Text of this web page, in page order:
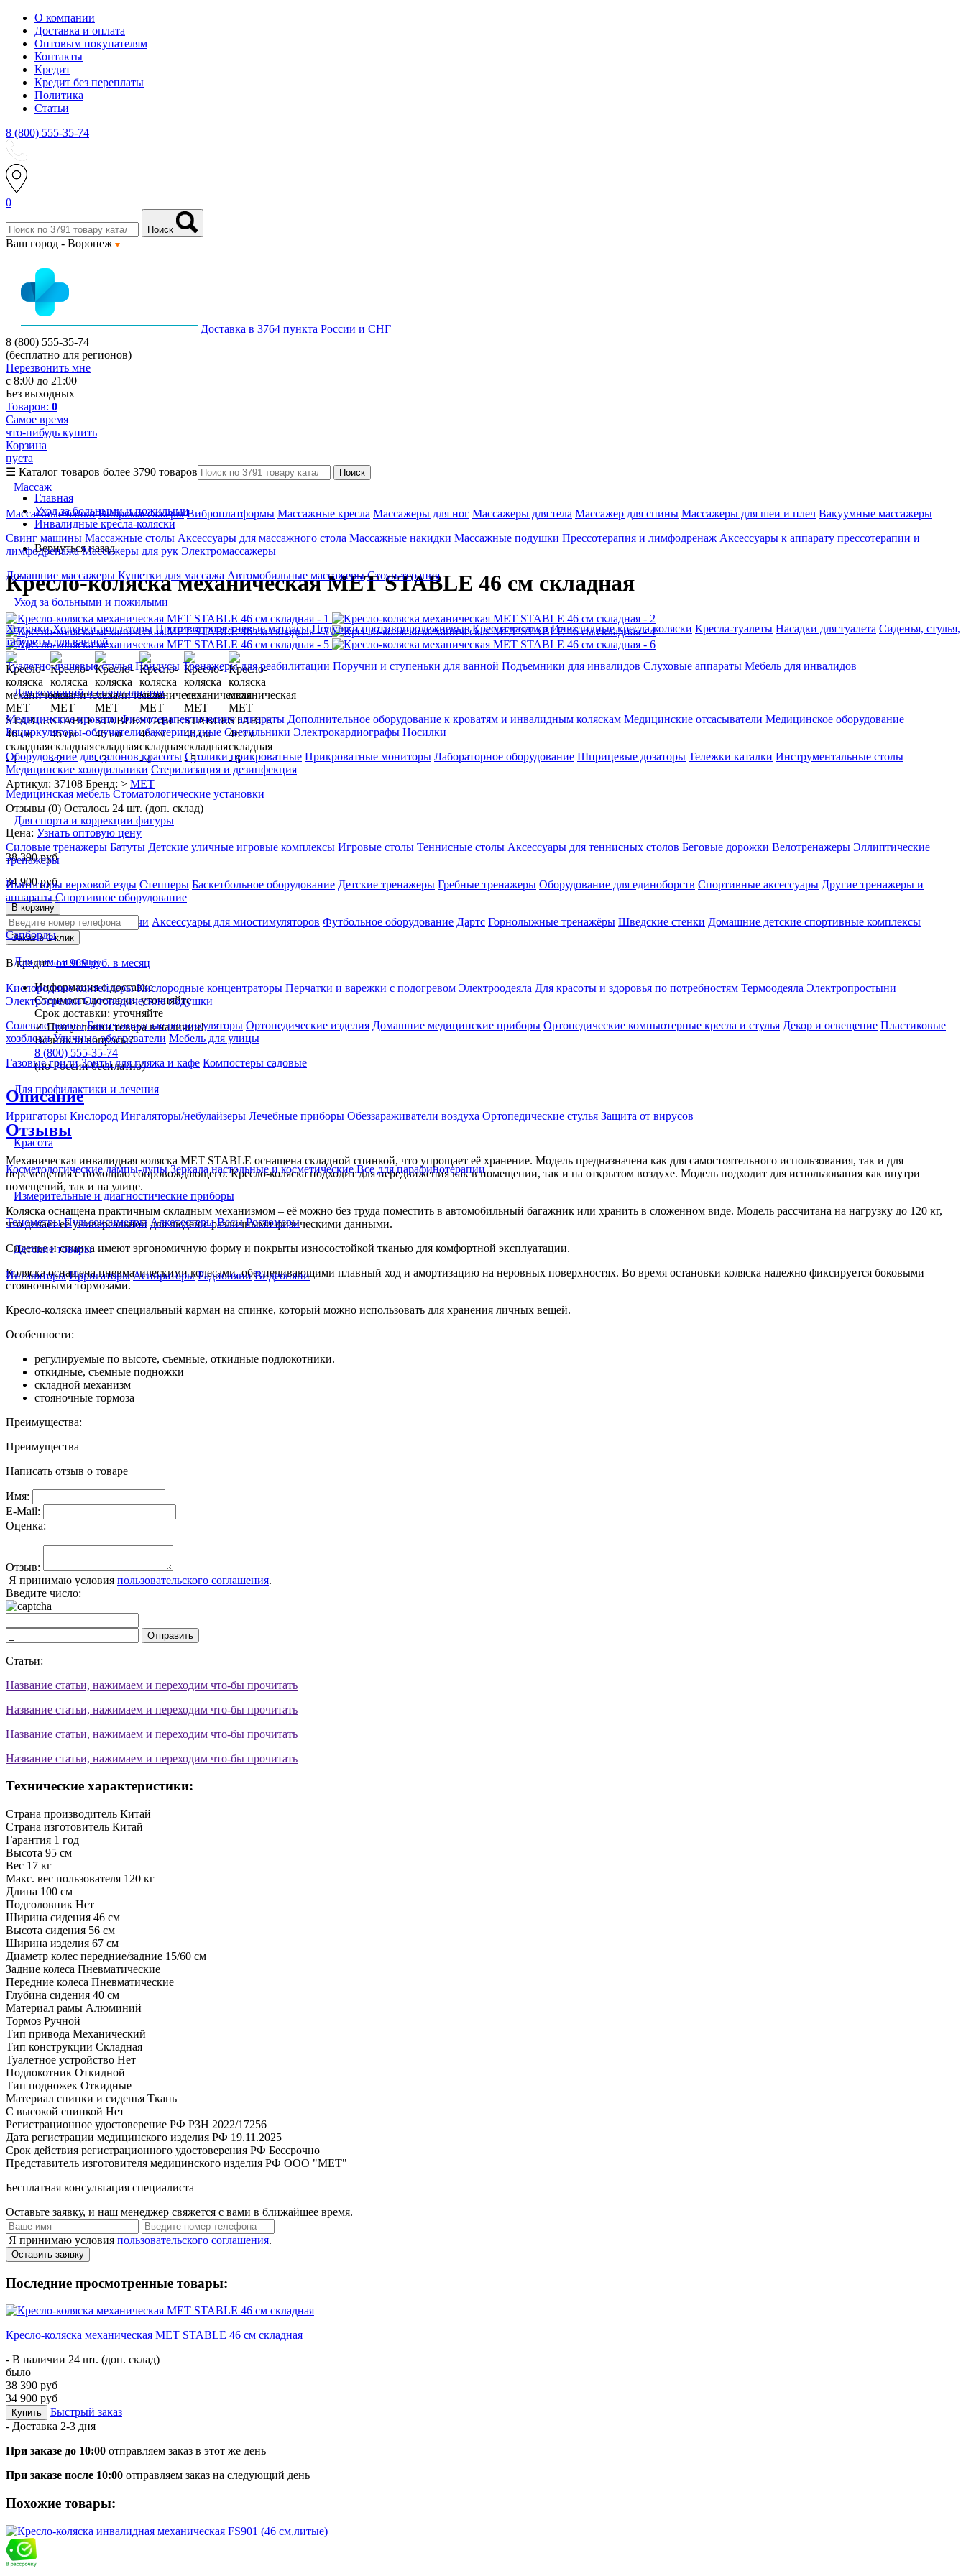
О компании
Доставка и оплата
Оптовым покупателям
Контакты
Кредит
Кредит без переплаты
Политика
Статьи
8 (800) 555-35-74
0
Поиск
Ваш город - Воронеж
Доставка в 3764 пункта России и СНГ
8 (800) 555-35-74
(бесплатно для регионов)
Перезвонить мне
с 8:00 до 21:00
Без выходных
Товаров: 0
Самое время
что-нибудь купить
Корзина
пуста
☰ Каталог товаров более 3790 товаров
Массаж
Массажные банки Вибромассажеры Виброплатформы Массажные кресла Массажеры для ног Массажеры для тела Массажер для спины Массажеры для шеи и плеч Вакуумные массажеры
Свинг машины Массажные столы Аксессуары для массажного стола Массажные накидки Массажные подушки Прессотерапия и лимфодренаж Аксессуары к аппарату прессотерапии и
лимфодренажа Массажеры для рук Электромассажеры
Домашние массажеры Кушетки для массажа Автомобильные массажеры Стоун-терапия
Уход за больными и пожилыми
ХодункиХодунки-роллаторы Противопролежневые матрасы Подушки противопролежневые Кресла каталки Инвалидные кресла-коляски Кресла-туалеты Насадки для туалета Сиденья, стулья,
табуреты для ванной
Туалетно-душевые стулья Пандусы Тренажеры для реабилитации Поручни и ступеньки для ванной Подъемники для инвалидов Слуховые аппараты Мебель для инвалидов
Для компаний и специалистов
Медицинские кровати Физиотерапевтические аппараты Дополнительное оборудование к кроватям и инвалидным коляскам Медицинские отсасыватели Медицинское оборудование
Рециркуляторы-облучатели бактерицидные Светильники Электрокардиографы Носилки
Оборудование для салонов красоты Столики прикроватные Прикроватные мониторы Лабораторное оборудование Шприцевые дозаторы Тележки каталки Инструментальные столы
Медицинские холодильники Стерилизация и дезинфекция
Медицинская мебель Стоматологические установки
Для спорта и коррекции фигуры
Силовые тренажеры Батуты Детские уличные игровые комплексы Игровые столы Теннисные столы Аксессуары для теннисных столов Беговые дорожки Велотренажеры Эллиптические
тренажеры
Имитаторы верховой езды Степперы Баскетбольное оборудование Детские тренажеры Гребные тренажеры Оборудование для единоборств Спортивные аксессуары Другие тренажеры и
аппараты Спортивное оборудование
Грифы, диски, гантели
Мячи Аксессуары для миостимуляторов Футбольное оборудование Дартс Горнолыжные тренажёры Шведские стенки Домашние детские спортивные комплексы
Сапборды
Для дома и семьи
Кислородные коктейлеры Кислородные концентраторы Перчатки и варежки с подогревом Электроодеяла Для красоты и здоровья по потребностям Термоодеяла Электропростыни
Электрогрелки Ортопедические подушки
Солевые лампы Бактерицидные рециркуляторы Ортопедические изделия Домашние медицинские приборы Ортопедические компьютерные кресла и стулья Декор и освещение Пластиковые
хозблоки Уличные обогреватели Мебель для улицы
Газовые грили Зонты для пляжа и кафе Компостеры садовые
Для профилактики и лечения
Ирригаторы Кислород Ингаляторы/небулайзеры Лечебные приборы Обеззараживатели воздуха Ортопедические стулья Защита от вирусов
Красота
Косметологические лампы-лупы Зеркала настольные и косметические Все для парафинотерапии
Измерительные и диагностические приборы
Тонометры Пульсоксиметры Алкотестеры Весы Ростомеры
Детские товары
Ингаляторы Ирригаторы Аспираторы Радионяни Видеоняни
Поиск
Главная
Уход за больными и пожилыми
Инвалидные кресла-коляски
Вернуться назад
Кресло-коляска механическая МЕТ STABLE 46 см складная
Артикул: 37108 Бренд: > MET
Отзывы (0) Осталось 24 шт. (доп. склад)
Цена: Узнать оптовую цену
38 390руб
34 900руб
В корзину
Заказ в 1 клик
В кредит:от 969 руб. в месяц
Информация о доставке
Стоимость доставки: уточняйте
Срок доставки: уточняйте
✓При условии товара в наличии!
Возникли вопросы?
8 (800) 555-35-74
(по России бесплатно)
Описание
Отзывы
Механическая инвалидная коляска МЕТ STABLE оснащена складной спинкой, что упрощает её хранение. Модель предназначена как для самостоятельного использования, так и для
перемещения с помощью сопровождающего. Кресло-коляска подходит для передвижения как в помещении, так и на открытом воздухе. Модель подходит для использования как внутри
помещений, так и на улице.
Коляска оснащена практичным складным механизмом – её можно без труда поместить в автомобильный багажник или хранить в сложенном виде. Модель рассчитана на нагрузку до 120 кг,
что делает её универсальной для людей с различными физическими данными.
Сиденье и спинка имеют эргономичную форму и покрыты износостойкой тканью для комфортной эксплуатации.
Коляска оснащена пневматическими колесами, обеспечивающими плавный ход и амортизацию на неровных поверхностях. Во время остановки коляска надежно фиксируется боковыми
стояночными тормозами.
Кресло-коляска имеет специальный карман на спинке, который можно использовать для хранения личных вещей.
Особенности:
регулируемые по высоте, съемные, откидные подлокотники.
откидные, съемные подножки
складной механизм
стояночные тормоза
Преимущества:
Преимущества
Написать отзыв о товаре
Имя:
E-Mail:
Оценка:
Отзыв:
Я принимаю условия пользовательского соглашения.
Введите число:
Отправить
Статьи:
Название статьи, нажимаем и переходим что-бы прочитать
Название статьи, нажимаем и переходим что-бы прочитать
Название статьи, нажимаем и переходим что-бы прочитать
Название статьи, нажимаем и переходим что-бы прочитать
Технические характеристики:
Страна производитель Китай
Страна изготовитель Китай
Гарантия 1 год
Высота 95 см
Вес 17 кг
Макс. вес пользователя 120 кг
Длина 100 см
Подголовник Нет
Ширина сидения 46 см
Высота сидения 56 см
Ширина изделия 67 см
Диаметр колес передние/задние 15/60 см
Задние колеса Пневматические
Передние колеса Пневматические
Глубина сидения 40 см
Материал рамы Алюминий
Тормоз Ручной
Тип привода Механический
Тип конструкции Складная
Туалетное устройство Нет
Подлокотник Откидной
Тип подножек Откидные
Материал спинки и сиденья Ткань
С высокой спинкой Нет
Регистрационное удостоверение РФ РЗН 2022/17256
Дата регистрации медицинского изделия РФ 19.11.2025
Срок действия регистрационного удостоверения РФ Бессрочно
Представитель изготовителя медицинского изделия РФ ООО "МЕТ"
Бесплатная консультация специалиста
Оставьте заявку, и наш менеджер свяжется с вами в ближайшее время.
Я принимаю условия пользовательского соглашения.
Оставить заявку
Последние просмотренные товары:
Кресло-коляска механическая МЕТ STABLE 46 см складная
- В наличии 24 шт. (доп. склад)
было
38 390 руб
34 900 руб
Купить
Быстрый заказ
- Доставка 2-3 дня
При заказе до 10:00 отправляем заказ в этот же день
При заказе после 10:00 отправляем заказ на следующий день
Похожие товары: